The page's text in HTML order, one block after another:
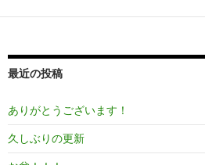
最近の投稿
ありがとうございます！
久しぶりの更新